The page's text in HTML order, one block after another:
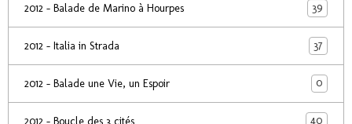
2012 - Balade de Marino à Hourpes 39
2012 - Italia in Strada 37
2012 - Balade une Vie, un Espoir 0
2012 - Boucle des 3 cités 40